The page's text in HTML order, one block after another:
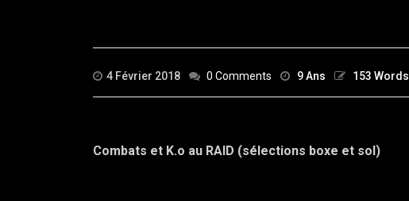
4 Février 2018 0 Comments 9 Ans 153 Words
Combats et K.o au RAID (sélections boxe et sol)